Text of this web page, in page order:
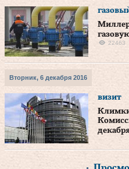
Миллер
22463
Вторник, 6 декабря 2016
визит